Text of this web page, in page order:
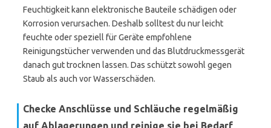
Feuchtigkeit kann elektronische Bauteile schädigen oder
Korrosion verursachen. Deshalb solltest du nur leicht
feuchte oder speziell für Geräte empfohlene
Reinigungstücher verwenden und das Blutdruckmessgerät
danach gut trocknen lassen. Das schützt sowohl gegen
Staub als auch vor Wasserschäden.
Checke Anschlüsse und Schläuche regelmäßig
auf Ablagerungen und reinige sie bei Bedarf